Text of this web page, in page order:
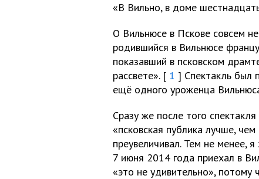
«В Вильно, в доме
О Вильнюсе в Пскове совсем
родившийся в Вильнюсе
показавший в псковском
рассвете». [ 1 ] Спектакль был
ещё одного уроженца
Сразу же после того
«псковская публика лучше,
преувеличивал. Тем не менее,
7 июня 2014 года приехал в
«это не удивительно», потому